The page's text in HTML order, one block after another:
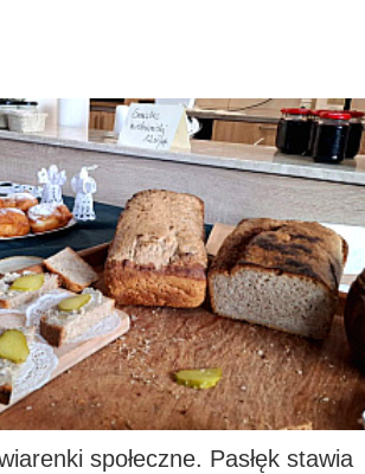
społeczne. Pasłęk stawia